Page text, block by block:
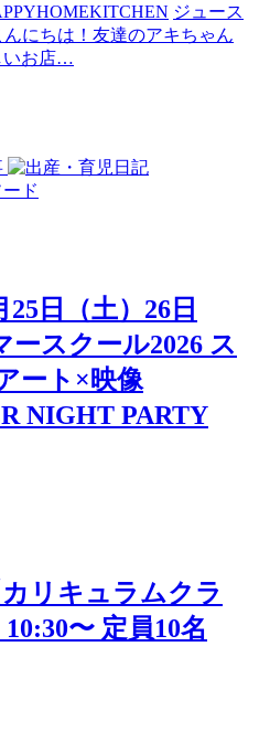
ジュース
んにちは！友達のアキちゃん
いお店…
日（土）26日
ースクール2026 ス
ート×映像
NIGHT PARTY
リキュラムクラ
〜 定員10名